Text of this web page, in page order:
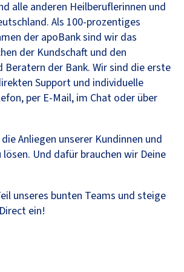
alle anderen Heilberuflerinnen und
Als 100-prozentiges
der apoBank sind wir das
der Kundschaft und den
Beratern der Bank. Wir sind die erste
Support und individuelle
per E-Mail, im Chat oder über
Anliegen unserer Kundinnen und
Und dafür brauchen wir Deine
unseres bunten Teams und steige
ein!